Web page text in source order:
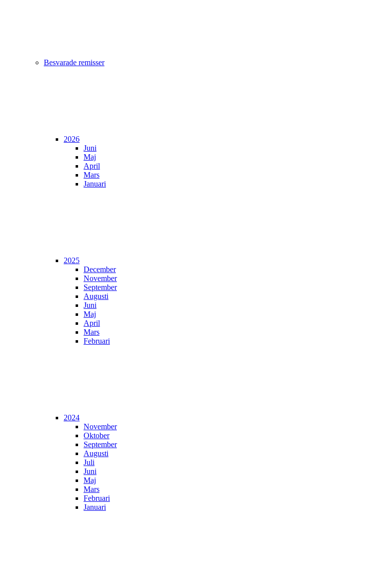
Besvarade remisser
2026
Juni
Maj
April
Mars
Januari
2025
December
November
September
Augusti
Juni
Maj
April
Mars
Februari
2024
November
Oktober
September
Augusti
Juli
Juni
Maj
Mars
Februari
Januari